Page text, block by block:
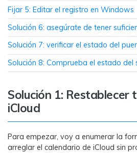
Welastseen
WeLastseen te
WhatsApp.
Fijar 5: Editar el registro en Windows
Solución 6: asegúrate de tener
Solución 7: verificar el estado del
Solución 8: Comprueba el estado del
Solución 1: Restablecer
iCloud
Para empezar, voy a enumerar la
arreglar el calendario de iCloud sin